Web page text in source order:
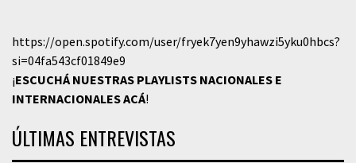
https://open.spotify.com/user/fryek7yen9yhawzi5yku0hbcs?
si=04fa543cf01849e9
¡ESCUCHÁ NUESTRAS PLAYLISTS NACIONALES E
INTERNACIONALESACÁ!
ÚLTIMAS ENTREVISTAS